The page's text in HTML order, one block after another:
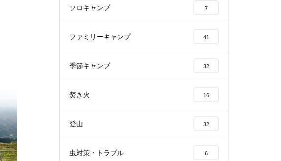
ソロキャンプ 7
ファミリーキャンプ 41
季節キャンプ 32
焚き火 16
登山 32
虫対策・トラブル 6